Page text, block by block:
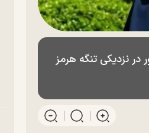
نزدیکی تنگه هرمز